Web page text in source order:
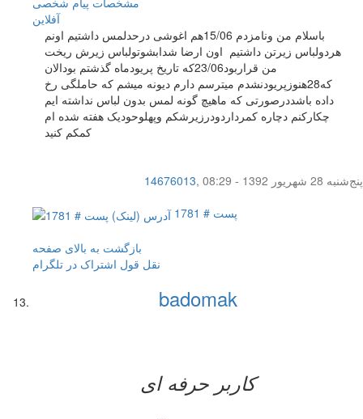
آفلاين
باسلام من ونامزدم 15/06هم اغوشی درحدلمس داشتیم اونم
هردولباس زیرتن داشتیم اون ارضا شدابشوتولباس زیرش ریخت
من قراربود23/06که تاریخ پریودماه گذشتم بودالان
که28هنوزپریودنشدم میترسم دارم دیونه میشم که حاملگی رخ
داده باشددرصورتی که ماهیچ گونه لمس بدون لباس نداشته ایم
چکارکنم دچاره کمرداردودرزیرشکم وپهلوحودیک هفته شده ام
کمکم کنید
14676013,
پنج‌شنبه 28 شهریور 1392 - 08:29
پست # 1781
بازگشت به بالای صفحه
نقل قول اشتراک در تلگرام
badomak
کاربر حرفه ای